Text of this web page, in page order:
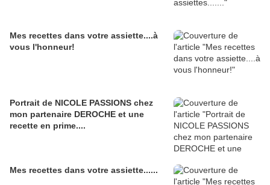
Mes recettes dans votre assiette....à
vous l'honneur!
Portrait de NICOLE PASSIONS chez
mon partenaire DEROCHE et une
recette en prime....
Mes recettes dans votre assiette......